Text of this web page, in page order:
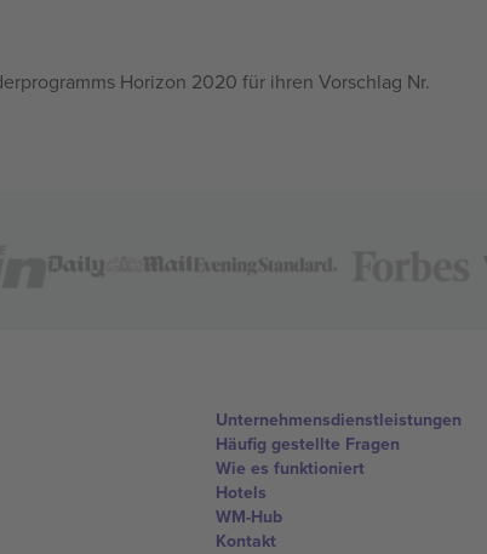
Horizon 2020 für ihren Vorschlag Nr.
Unternehmensdienstleistungen
Häufig gestellte Fragen
Wie es funktioniert
Hotels
WM-Hub
Kontakt